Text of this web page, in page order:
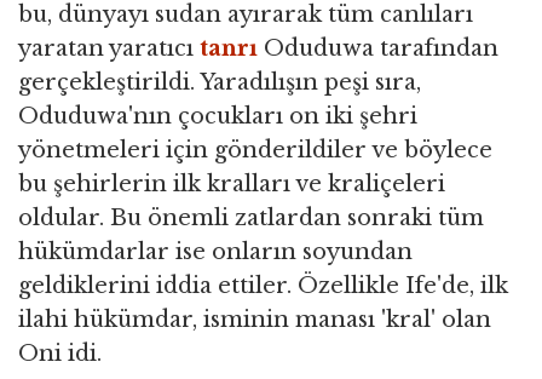
bu, dünyayı sudan ayırarak tüm canlıları
yaratan yaratıcı tanrı Oduduwa tarafından
gerçekleştirildi. Yaradılışın peşi sıra,
Oduduwa'nın çocukları on iki şehri
yönetmeleri için gönderildiler ve böylece
bu şehirlerin ilk kralları ve kraliçeleri
oldular. Bu önemli zatlardan sonraki tüm
hükümdarlar ise onların soyundan
geldiklerini iddia ettiler. Özellikle Ife'de, ilk
ilahi hükümdar, isminin manası 'kral' olan
Oni idi.